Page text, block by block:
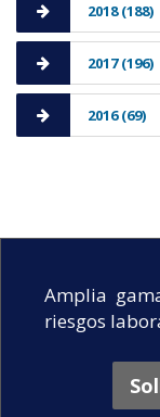
2018 (188)
2017 (196)
2016 (69)
Amplia
riesgos